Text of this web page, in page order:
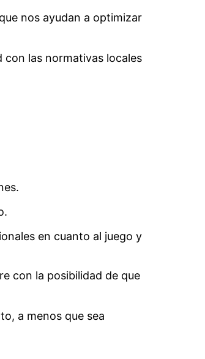
nos ayudan a optimizar
las normativas locales
en cuanto al juego y
con la posibilidad de que
a menos que sea